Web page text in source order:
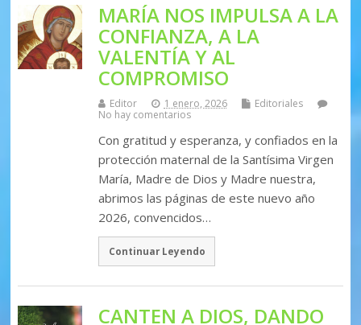
MARÍA NOS IMPULSA A LA
CONFIANZA, A LA
VALENTÍA Y AL
COMPROMISO
Editor 1 enero, 2026
Editoriales
No hay comentarios
Con gratitud y esperanza, y confiados en la
protección maternal de la Santísima Virgen
María, Madre de Dios y Madre nuestra,
abrimos las páginas de este nuevo año
2026, convencidos…
Continuar Leyendo
CANTEN A DIOS, DANDO